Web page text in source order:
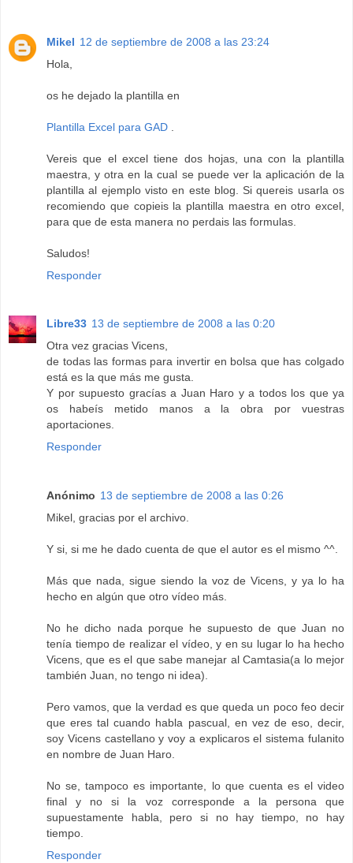
Mikel 12 de septiembre de 2008 a las 23:24
Hola,
os he dejado la plantilla en
Plantilla Excel para GAD
Vereis que el excel tiene dos hojas, una con la plantilla
maestra, y otra en la cual se puede ver la aplicación de la
plantilla al ejemplo visto en este blog. Si quereis usarla os
recomiendo que copieis la plantilla maestra en otro excel,
para que de esta manera no perdais las formulas.
Saludos!
Responder
Libre33 13 de septiembre de 2008 a las 0:20
Otra vez gracias Vicens,
de todas las formas para invertir en bolsa que has colgado
está es la que más me gusta.
Y por supuesto gracías a Juan Haro y a todos los que ya
os habeís metido manos a la obra por vuestras
aportaciones.
Responder
Anónimo 13 de septiembre de 2008 a las 0:26
Mikel, gracias por el archivo.
Y si, si me he dado cuenta de que el autor es el mismo ^^.
Más que nada, sigue siendo la voz de Vicens, y ya lo ha
hecho en algún que otro vídeo más.
No he dicho nada porque he supuesto de que Juan no
tenía tiempo de realizar el vídeo, y en su lugar lo ha hecho
Vicens, que es el que sabe manejar al Camtasia(a lo mejor
también Juan, no tengo ni idea).
Pero vamos, que la verdad es que queda un poco feo decir
que eres tal cuando habla pascual, en vez de eso, decir,
soy Vicens castellano y voy a explicaros el sistema fulanito
en nombre de Juan Haro.
No se, tampoco es importante, lo que cuenta es el video
final y no si la voz corresponde a la persona que
supuestamente habla, pero si no hay tiempo, no hay
tiempo.
Responder